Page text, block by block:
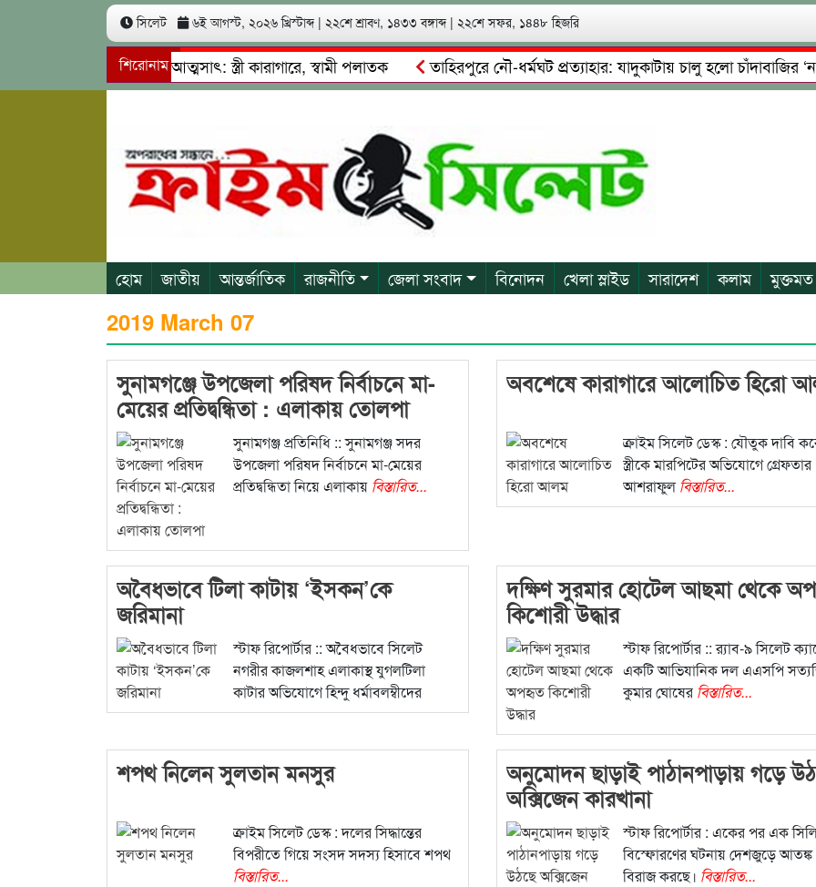
সিলেট ৬ই আগস্ট, ২০২৬ খ্রিস্টাব্দ | ২২শে শ্রাবণ, ১৪৩৩ বঙ্গাব্দ | ২২শে সফর, ১৪৪৮ হিজরি
শিরোনাম
৬০ লাখ কোটি টাকা আত্মসাৎ: স্ত্রী কারাগারে, স্বামী পলাতক তাহিরপুরে নৌ-ধর্মঘট প্রত্যাহার: যাদুকাটায় চালু হলো চাঁদাবাজির
চাঁদাবাজি ও শ্রমিকদের মারধর
নগরীতে কোটি টাকার সম্পত্তি দখলের চেষ্টা: গ্রেফতারের পর জামিনে মূক্ত রাসেল, আতঙ্কে পরিবার
হোম জাতীয় আন্তর্জাতিক রাজনীতি জেলা সংবাদ বিনোদন খেলা স্লাইড সারাদেশ কলাম মুক্তমত
2019 March 07
সুনামগঞ্জে উপজেলা পরিষদ নির্বাচনে মা-
মেয়ের প্রতিদ্বন্ধিতা : এলাকায় তোলপা
সুনামগঞ্জ প্রতিনিধি :: সুনামগঞ্জ সদর
উপজেলা পরিষদ নির্বাচনে মা-মেয়ের
প্রতিদ্বন্ধিতা নিয়ে এলাকায় বিস্তারিত...
অবশেষে কারাগারে আলোচিত হিরো
ক্রাইম সিলেট ডেস্ক : যৌতুক দাবি
স্ত্রীকে মারপিটের অভিযোগে গ্রেফতার
আশরাফুলবিস্তারিত...
অবৈধভাবে টিলা কাটায় ‘ইসকন’কে
জরিমানা
স্টাফ রিপোর্টার :: অবৈধভাবে সিলেট
নগরীর কাজলশাহ এলাকাস্থ যুগলটিলা
কাটার অভিযোগে হিন্দু ধর্মাবলম্বীদের
বিস্তারিত...
দক্ষিণ সুরমার হোটেল আছমা থেকে
কিশোরী উদ্ধার
স্টাফ রিপোর্টার :: র‌্যাব-৯ সিলেট
একটি আভিযানিক দল এএসপি
কুমার ঘোষের বিস্তারিত...
শপথ নিলেন সুলতান মনসুর
ক্রাইম সিলেট ডেস্ক : দলের সিদ্ধান্তের
বিপরীতে গিয়ে সংসদ সদস্য হিসাবে শপথ
বিস্তারিত...
অনুমোদন ছাড়াই পাঠানপাড়ায় গড়ে
অক্সিজেন কারখানা
স্টাফ রিপোর্টার : একের পর এক
বিস্ফোরণের ঘটনায় দেশজুড়ে আতঙ্ক
বিরাজ করছে। বিস্তারিত...